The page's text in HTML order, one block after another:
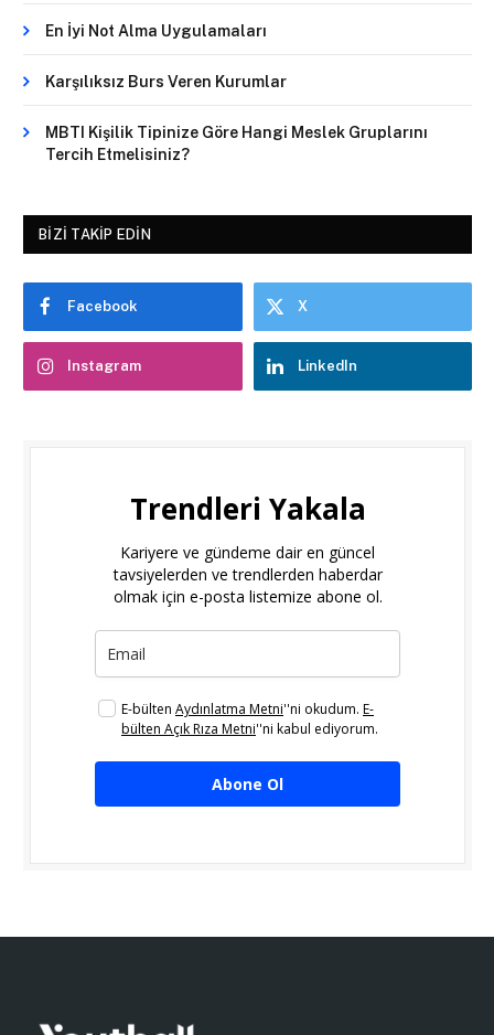
En İyi Not Alma Uygulamaları
Karşılıksız Burs Veren Kurumlar
MBTI Kişilik Tipinize Göre Hangi Meslek Gruplarını
Tercih Etmelisiniz?
BIZI TAKIP EDIN
Facebook X
Instagram LinkedIn
Trendleri Yakala
Kariyere ve gündeme dair en güncel
tavsiyelerden ve trendlerden haberdar
olmak için e-posta listemize abone ol.
E-bülten Aydınlatma Metni''ni okudum. E-
bülten Açık Rıza Metni''ni kabul ediyorum.
Abone Ol